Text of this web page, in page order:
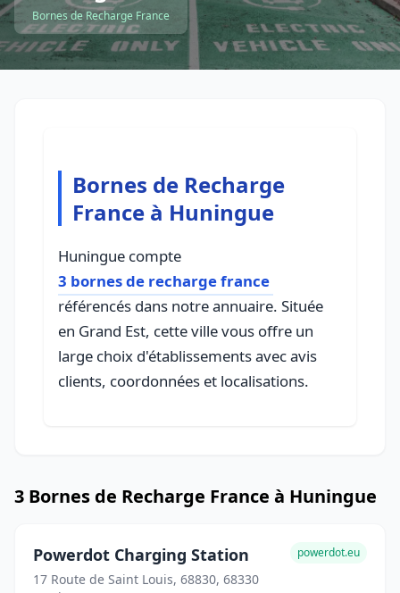
Bornes de Recharge France
Bornes de Recharge
France à Huningue
Huningue compte
3 bornes de recharge france
référencés dans notre annuaire. Située
en Grand Est, cette ville vous offre un
large choix d'établissements avec avis
clients, coordonnées et localisations.
3 Bornes de Recharge France à Huningue
Powerdot Charging Station
17 Route de Saint Louis, 68830, 68330
powerdot.eu